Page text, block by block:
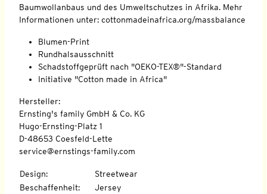
Baumwollanbaus und des Umweltschutzes in Afrika. Mehr
Informationen unter: cottonmadeinafrica.org/massbalance
Blumen-Print
Rundhalsausschnitt
Schadstoffgeprüft nach "OEKO-TEX®"-Standard
Initiative "Cotton made in Africa"
Hersteller:
Ernsting's family GmbH & Co. KG
Hugo-Ernsting-Platz 1
D-48653 Coesfeld-Lette
service@ernstings-family.com
Design:
Streetwear
Beschaffenheit:
Jersey